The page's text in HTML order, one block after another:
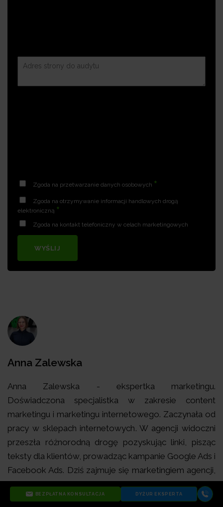
Zgoda na przetwarzanie danych osobowych *
Zgoda na otrzymywanie informacji handlowych drogą
elektroniczną *
Zgoda na kontakt telefoniczny w celach marketingowych
WYŚLIJ
Anna Zalewska
Anna Zalewska - ekspertka marketingu.
Doświadczona specjalistka w zakresie content
marketingu i marketingu internetowego. Zaczynała od
pracy w sklepach internetowych. W agencji widoczni
przeszła różnorodną drogę pozyskując linki, pisząc
teksty dla klientów, prowadząc kampanie Google Ads i
Facebook Ads. Dziś zajmuje się marketingiem agencji,
dbając o jej markę i rozpoznawalność, również w
zakresie employer brandingu. Trenerka Akademii
BEZPŁATNA KONSULTACJA DYŻUR EKSPERTA